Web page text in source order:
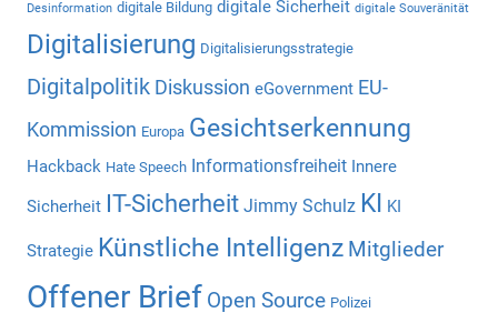
Desinformation digitale Bildung digitale Sicherheit digitale Souveränität
Digitalisierung Digitalisierungsstrategie
Digitalpolitik Diskussion eGovernment EU-
Kommission Europa Gesichtserkennung
Hackback Hate Speech Informationsfreiheit Innere
Sicherheit IT-Sicherheit Jimmy Schulz KI KI
Strategie Künstliche Intelligenz Mitglieder
Offener Brief Open Source Polizei